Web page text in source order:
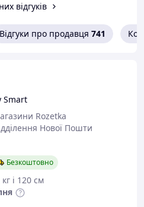
відгуків
Відгуки про продавця 741
Smart
Rozetka
Нової Пошти
Безкоштовно
і 120 см